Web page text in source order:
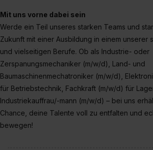
zeigen“. Weitere Informationen:
Impressum .
Mit uns vorne dabei sein
Werde ein Teil unseres starken Teams und
Zukunft mit einer Ausbildung in einem unserer
und vielseitigen Berufe. Ob als Industrie- oder
Zerspanungsmechaniker (m/w/d), Land- und
Baumaschinenmechatroniker (m/w/d),
für Betriebstechnik, Fachkraft (m/w/d) für
Industriekauffrau/-mann (m/w/d) – bei uns
Chance, deine Talente voll zu entfalten und
bewegen!